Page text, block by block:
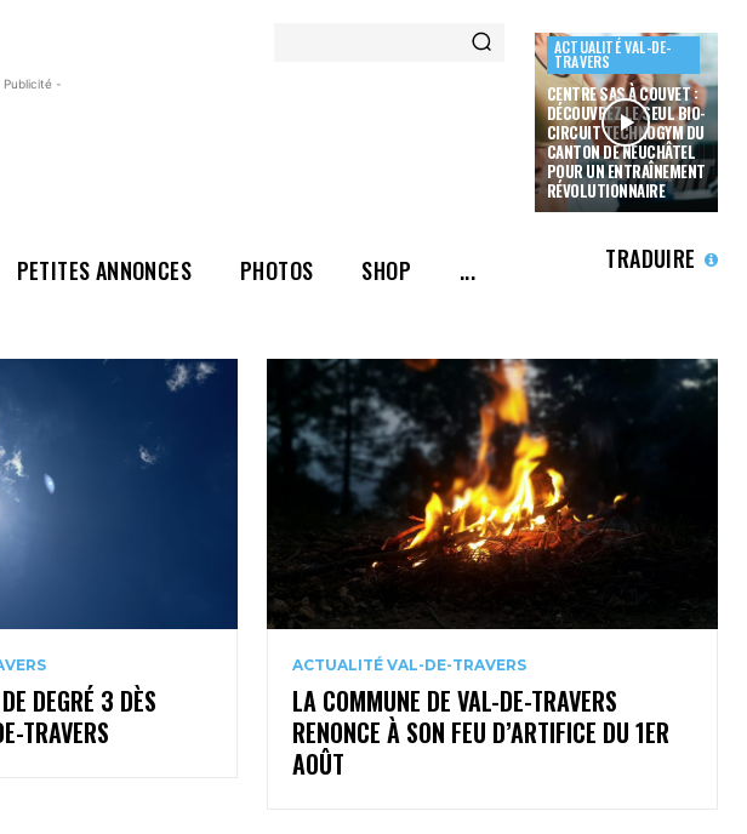
Publicité -
ACTUALITÉ VAL-DE-
TRAVERS
CENTRE SAS À COUVET :
DÉCOUVREZ LE SEUL BIO-
CIRCUIT TECHNOGYM DU
CANTON DE NEUCHÂTEL
POUR UN ENTRAÎNEMENT
RÉVOLUTIONNAIRE
PETITES ANNONCES PHOTOS SHOP ... TRADUIRE
DEGRÉ 3 DÈS
TRAVERS
ACTUALITÉ VAL-DE-TRAVERS
LA COMMUNE DE VAL-DE-TRAVERS
RENONCE À SON FEU D’ARTIFICE DU 1ER
AOÛT